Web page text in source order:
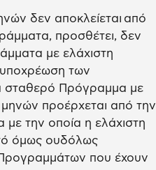
δεν αποκλείεται από
προσθέτει, δεν
με ελάχιστη
των
σταθερό Πρόγραμμα με
προέρχεται από την
την οποία η ελάχιστη
όμως ουδόλως
που έχουν